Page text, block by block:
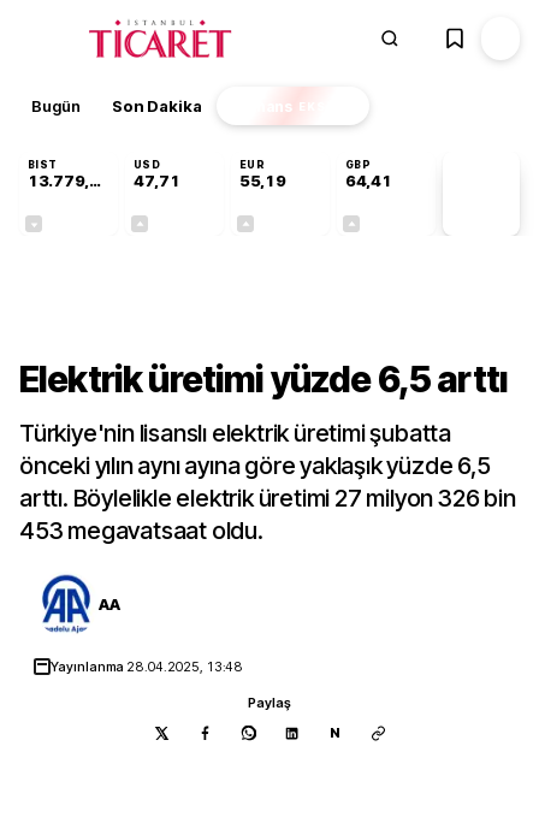
Bugün Son Dakika Finans EKSTRA
BIST
13.779,39
USD
47,71
EUR
55,19
GBP
64,41
Elektrik üretimi yüzde 6,5 arttı
Türkiye'nin lisanslı elektrik üretimi şubatta
önceki yılın aynı ayına göre yaklaşık yüzde 6,5
arttı. Böylelikle elektrik üretimi 27 milyon 326 bin
453 megavatsaat oldu.
AA
Yayınlanma 28.04.2025, 13:48
Paylaş
N